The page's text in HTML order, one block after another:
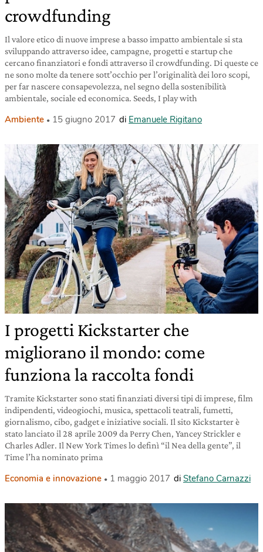
crowdfunding
Il valore etico di nuove imprese a basso impatto ambientale si sta
sviluppando attraverso idee, campagne, progetti e startup che
cercano finanziatori e fondi attraverso il crowdfunding. Di queste ce
ne sono molte da tenere sott’occhio per l’originalità dei loro scopi,
per far nascere consapevolezza, nel segno della sostenibilità
ambientale, sociale ed economica. Seeds, I play with
Ambiente 15 giugno 2017 di Emanuele Rigitano
I progetti Kickstarter che
migliorano il mondo: come
funziona la raccolta fondi
Tramite Kickstarter sono stati finanziati diversi tipi di imprese, film
indipendenti, videogiochi, musica, spettacoli teatrali, fumetti,
giornalismo, cibo, gadget e iniziative sociali. Il sito Kickstarter è
stato lanciato il 28 aprile 2009 da Perry Chen, Yancey Strickler e
Charles Adler. Il New York Times lo definì “il Nea della gente”, il
Time l’ha nominato prima
Economia e innovazione 1 maggio 2017 di Stefano Carnazzi